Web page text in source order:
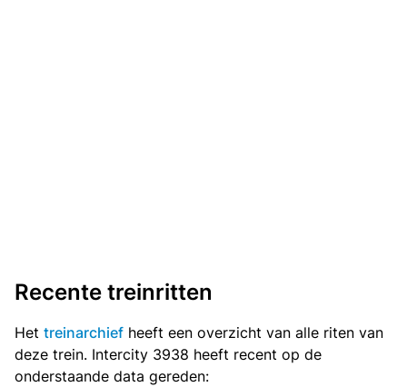
Recente treinritten
Het treinarchief heeft een overzicht van alle riten van
deze trein. Intercity 3938 heeft recent op de
onderstaande data gereden: